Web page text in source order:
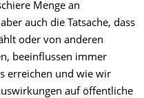
Menge an
auch die Tatsache, dass
oder von anderen
beeinflussen immer
erreichen und wie wir
auf öffentliche